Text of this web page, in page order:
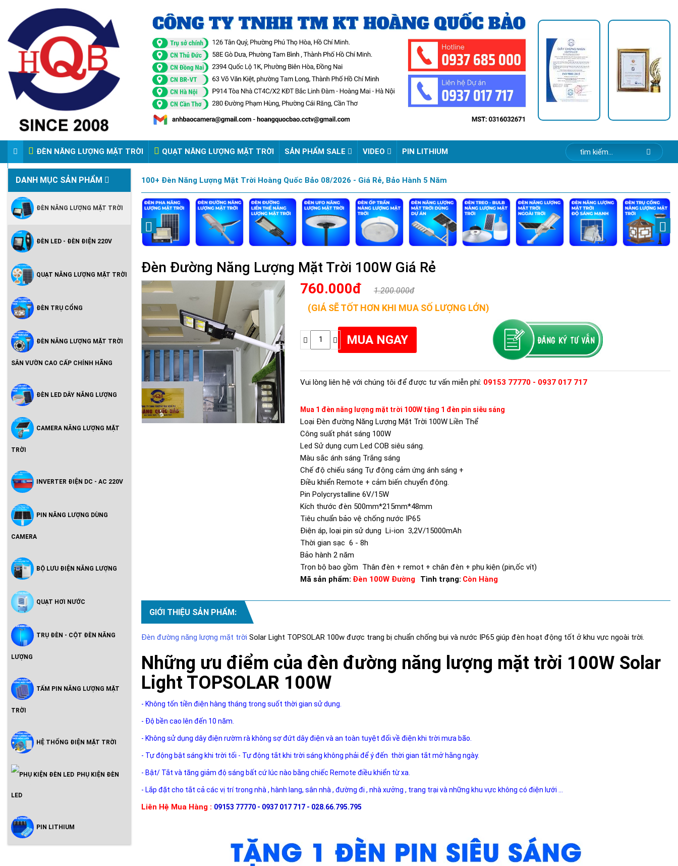
ĐÈN NĂNG LƯỢNG MẶT TRỜI QUẠT NĂNG LƯỢNG MẶT TRỜI SẢN PHẨM SALE VIDEO PIN LITHIUM
VIDEO ĐÈN PHA ĐIỆN 220V
DANH MỤC SẢN PHẨM
ĐÈN NĂNG LƯỢNG MẶT TRỜI
Vườn Cao Cấp Chính Hãng
ĐÈN LED - ĐÈN ĐIỆN 220V
Hoàng Quốc Bảo - Độ Sáng Cao,
QUẠT NĂNG LƯỢNG MẶT TRỜI
ĐÈN TRỤ CỔNG
ĐÈN NĂNG LƯỢNG MẶT TRỜI
SÂN VƯỜN CAO CẤP CHÍNH HÃNG
ĐÈN LED DÂY NĂNG LƯỢNG
CAMERA NĂNG LƯỢNG MẶT
TRỜI
INVERTER ĐIỆN DC - AC 220V
PIN NĂNG LƯỢNG DÙNG
CAMERA
BỘ LƯU ĐIỆN NĂNG LƯỢNG
QUẠT HƠI NƯỚC
TRỤ ĐÈN - CỘT ĐÈN NĂNG
LƯỢNG
TẤM PIN NĂNG LƯỢNG MẶT
TRỜI
HỆ THỐNG ĐIỆN MẶT TRỜI
Inveter Hòa Lưới Có Lưu Trữ -
PHỤ KIỆN ĐÈN
LED
PIN LITHIUM
100+ Đèn Năng Lượng Mặt Trời Hoàng Quốc Bảo 08/2026 - Giá Rẻ, Bảo Hành 5 Năm
Đèn Đường Năng Lượng Mặt Trời 100W Giá Rẻ
760.000đ
1.200.000đ
(GIÁ SẼ TỐT HƠN KHI MUA SỐ LƯỢNG LỚN)
Vui lòng liên hệ với chúng tôi để được tư vấn miễn phí: 09153 77770 - 0937 017 717
Mua 1 đèn năng lượng mặt trời 100W tặng 1 đèn pin siêu sáng
Loại Đèn đường Năng Lượng Mặt Trời 100W Liền Thể
Công suất phát sáng 100W
Led Sử dụng cụm Led COB siêu sáng.
Màu sắc ánh sáng Trắng sáng
Chế độ chiếu sáng Tự động cảm ứng ánh sáng +
Điều khiển Remote + cảm biến chuyển động.
Pin Polycrystalline 6V/15W
Kích thước đèn 500mm*215mm*48mm
Tiêu chuẩn bảo vệ chống nước IP65
Điện áp, loại pin sử dụng Li-ion 3,2V/15000mAh
Thời gian sạc 6 - 8h
Bảo hành 2 năm
Trọn bộ bao gồm Thân đèn + remot + chân đèn + phụ kiện (pin,ốc vít)
Mã sản phẩm: Đèn 100W Đường Tình trạng: Còn Hàng
GIỚI THIỆU SẢN PHẨM:
Đèn đường năng lượng mặt trời Solar Light TOPSOLAR 100w được trang bị chuẩn chống bụi và nước IP65 giúp đèn hoạt động tốt ở khu vực ngoài trời.
Những ưu điểm của đèn đường năng lượng mặt trời 100W Solar
Light TOPSOLAR 100W
- Không tốn tiền điện hàng tháng trong suốt thời gian sử dụng.
- Độ bền cao lên đến 10 năm.
- Không sử dụng dây điện rườm rà không sợ đứt dây điện và an toàn tuyệt đối về điện khi trời mưa bão.
- Tự động bật sáng khi trời tối - Tự động tắt khi trời sáng không phải để ý đến thời gian tắt mở hằng ngày.
- Bật/ Tắt và tăng giảm độ sáng bất cứ lúc nào bằng chiếc Remote điều khiển từ xa.
- Lắp đặt cho tắt cả các vị trí trong nhà , hành lang, sân nhà , đường đi , nhà xưởng , trang trại và những khu vực không có điện lưới ...
Liên Hệ Mua Hàng : 09153 77770 - 0937 017 717 - 028.66.795.795